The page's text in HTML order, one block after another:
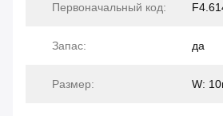
Первоначальный код:
Запас: да
Размер: W: